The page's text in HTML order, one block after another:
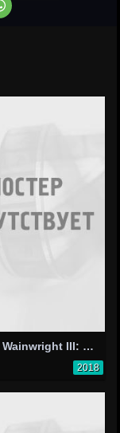
Loudon Wainwright III: Surviving Twin
2018